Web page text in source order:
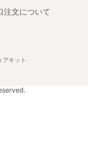
注文について
アキット